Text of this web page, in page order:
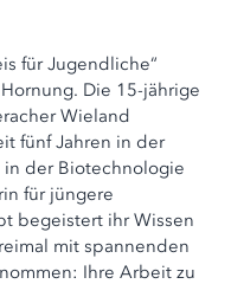
für Jugendliche“
Die 15-jährige
Wieland
fünf Jahren in der
in der Biotechnologie
für jüngere
begeistert ihr Wissen
mit spannenden
Ihre Arbeit zu